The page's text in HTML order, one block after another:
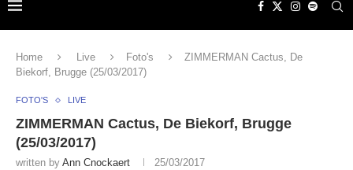
Home Live Foto's
ZIMMERMAN Cactus, De
Biekorf, Brugge (25/03/2017)
FOTO'S LIVE
ZIMMERMAN Cactus, De Biekorf, Brugge
(25/03/2017)
written by Ann Cnockaert 25/03/2017